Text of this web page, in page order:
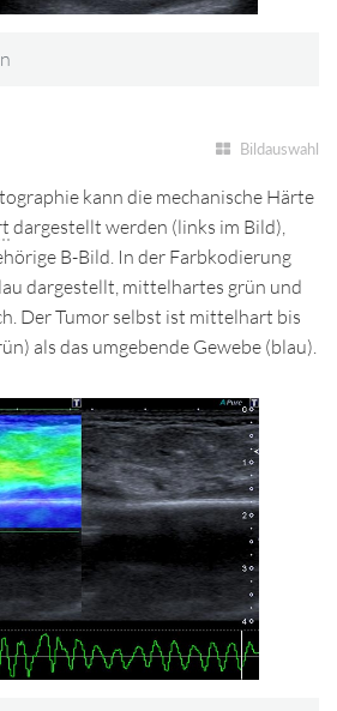
Bildauswahl
kann die mechanische Härte
dargestellt werden (links im Bild),
B-Bild. In der Farbkodierung
dargestellt, mittelhartes grün und
Der Tumor selbst ist mittelhart bis
als das umgebende Gewebe (blau).